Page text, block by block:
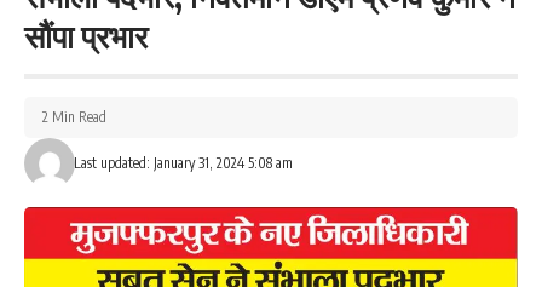
सौंपा प्रभार
Last updated: January 31, 2024 5:08 am
2 Min Read